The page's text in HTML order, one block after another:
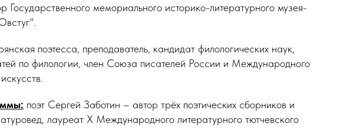
Государственного мемориального историко-литературного музея-
поэтесса, преподаватель, кандидат филологических наук,
по филологии, член Союза писателей России и Международного
поэт Сергей Заботин – автор трёх поэтических сборников и
лауреат X Международного литературного тютчевского